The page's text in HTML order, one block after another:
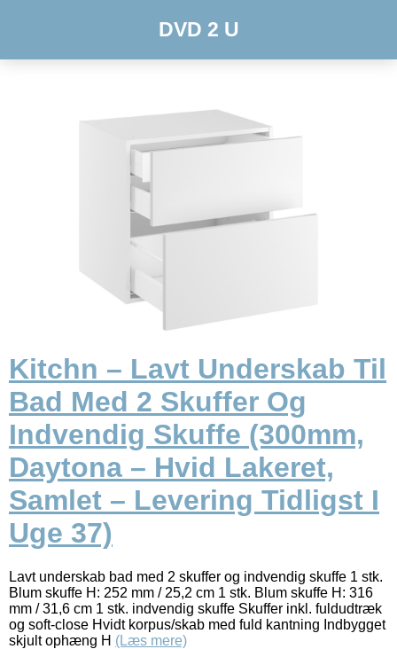
DVD 2 U
Kitchn – Lavt Underskab Til
Bad Med 2 Skuffer Og
Indvendig Skuffe (300mm,
Daytona – Hvid Lakeret,
Samlet – Levering Tidligst I
Uge 37)
Lavt underskab bad med 2 skuffer og indvendig skuffe 1 stk.
Blum skuffe H: 252 mm / 25,2 cm 1 stk. Blum skuffe H: 316
mm / 31,6 cm 1 stk. indvendig skuffe Skuffer inkl. fuldudtræk
og soft-close Hvidt korpus/skab med fuld kantning Indbygget
skjult ophæng H (Læs mere)